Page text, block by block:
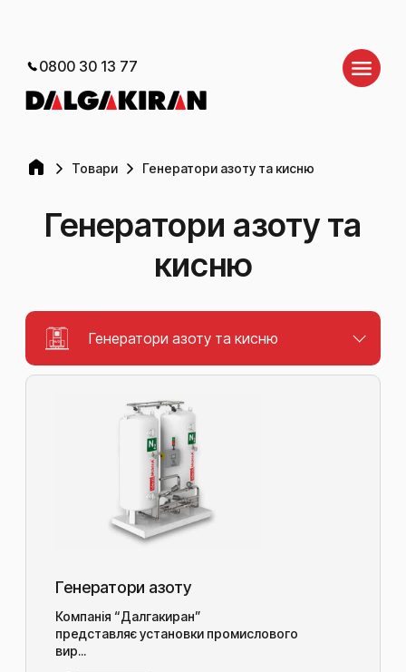
0800 30 13 77
Товари Генератори азоту та кисню
Генератори азоту та
кисню
Генератори азоту та кисню
Генератори азоту
Компанія “Далгакиран”
представляє установки промислового
вир...